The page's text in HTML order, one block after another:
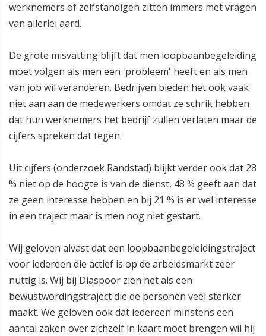
werknemers of zelfstandigen zitten immers met vragen
van allerlei aard.
De grote misvatting blijft dat men loopbaanbegeleiding
moet volgen als men een 'probleem' heeft en als men
van job wil veranderen. Bedrijven bieden het ook vaak
niet aan aan de medewerkers omdat ze schrik hebben
dat hun werknemers het bedrijf zullen verlaten maar de
cijfers spreken dat tegen.
Uit cijfers (onderzoek Randstad) blijkt verder ook dat 28
% niet op de hoogte is van de dienst, 48 % geeft aan dat
ze geen interesse hebben en bij 21 % is er wel interesse
in een traject maar is men nog niet gestart.
Wij geloven alvast dat een loopbaanbegeleidingstraject
voor iedereen die actief is op de arbeidsmarkt zeer
nuttig is. Wij bij Diaspoor zien het als een
bewustwordingstraject die de personen veel sterker
maakt. We geloven ook dat iedereen minstens een
aantal zaken over zichzelf in kaart moet brengen wil hij